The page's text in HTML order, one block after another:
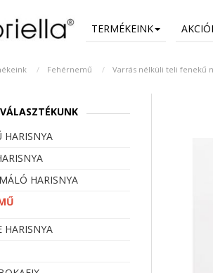
TERMÉKEINK
Fehérnemű Varrás nélküli teli fenekű
VÁLASZTÉKUNK
HARISNYA
HARISNYA
HARISNYA